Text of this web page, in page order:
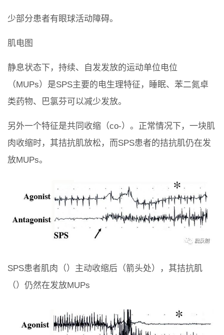
少部分患者有眼球活动障碍。
肌电图
静息状态下，持续、自发发放的运动单位电位
（MUPs）是SPS主要的电生理特征，睡眠、苯二氮卓
类药物、巴氯芬可以减少发放。
另外一个特征是共同收缩（co-）。正常情况下，一块肌
肉收缩时，其拮抗肌放松，而SPS患者的拮抗肌仍在发
放MUPs。
SPS患者肌肉（）主动收缩后（箭头处），其拮抗肌
（）仍然在发放MUPs